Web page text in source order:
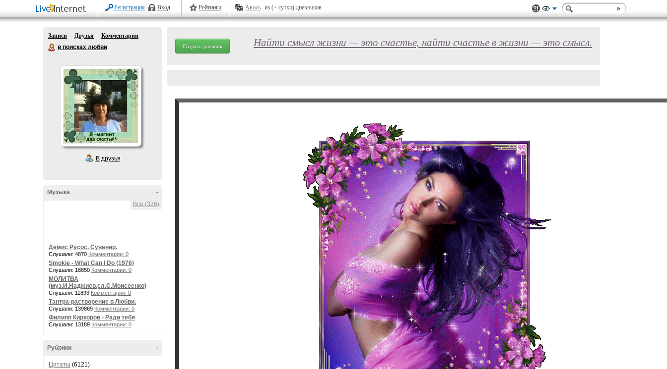
Регистрация Вход Рейтинги Авось из (+ сутки) дневников
Записи Друзья
Комментарии
в поисках любви
В друзья
-
Музыка
Все (326)
Демис Русос. Сувенир.
Слушали: 4870 Комментарии: 0
Smokie - What Can I Do (1976)
Слушали: 18850 Комментарии: 0
МОЛИТВА
(муз.И.Наджиев,сл.С.Моисеенко)
Слушали: 11893 Комментарии: 0
Тантра-растворение в Любви.
Слушали: 139869 Комментарии: 0
Филипп Киркоров - Ради тебя
Слушали: 13189 Комментарии: 0
-
Рубрики
Цитаты (6121)
Создать дневник Найти смысл жизни — это счастье, найти счастье в жизни — это смысл.